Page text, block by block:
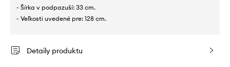
- Šírka v podpazuší: 33 cm.
- Veľkosti uvedené pre: 128 cm.
Detaily produktu